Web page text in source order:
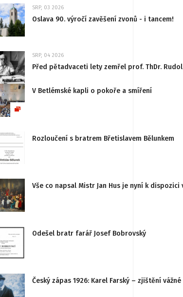
SRP, 03 2026
Oslava 90. výročí zavěšení zvonů - i tancem!
SRP, 04 2026
Před pětadvaceti lety zemřel prof. ThDr.
V Betlémské kapli o pokoře a smíření
Rozloučení s bratrem Břetislavem Bělunkem
Vše co napsal Mistr Jan Hus je nyní k
Odešel bratr farář Josef Bobrovský
Český zápas 1926: Karel Farský – zjištění